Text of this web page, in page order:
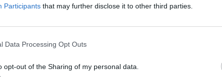
Participants that may further disclose it to other third parties.
Data Processing Opt Outs
opt-out of the Sharing of my personal data.
εξωτική παραλία μόλις 1,5 ώρα από